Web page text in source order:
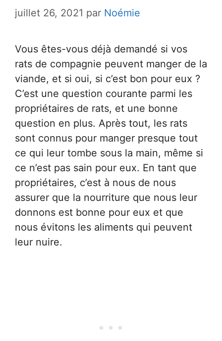
juillet 26, 2021 par Noémie
Vous êtes-vous déjà demandé si vos
rats de compagnie peuvent manger de la
viande, et si oui, si c’est bon pour eux ?
C’est une question courante parmi les
propriétaires de rats, et une bonne
question en plus. Après tout, les rats
sont connus pour manger presque tout
ce qui leur tombe sous la main, même si
ce n’est pas sain pour eux. En tant que
propriétaires, c’est à nous de nous
assurer que la nourriture que nous leur
donnons est bonne pour eux et que
nous évitons les aliments qui peuvent
leur nuire.